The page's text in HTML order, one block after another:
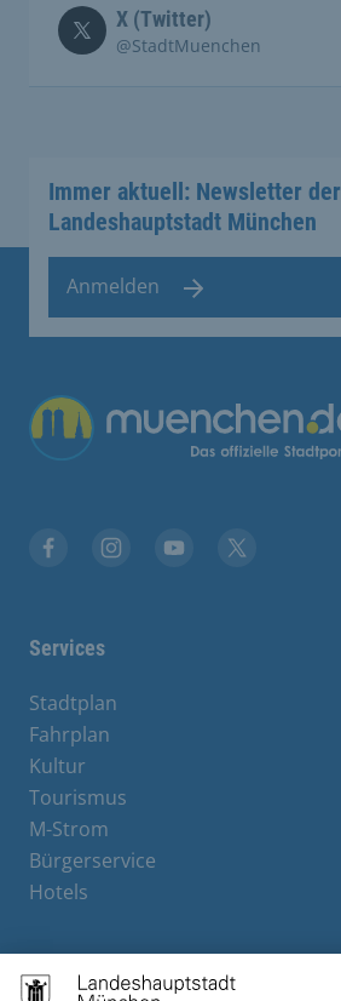
X (Twitter)
@StadtMuenchen
Immer aktuell: Newsletter der
Landeshauptstadt München
Anmelden
Übergreifende Links
Services
Stadtplan
Fahrplan
Kultur
Tourismus
M-Strom
Bürgerservice
Hotels
Contact